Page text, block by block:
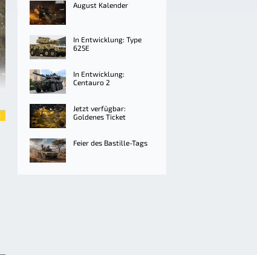
August Kalender
In Entwicklung: Type
625E
In Entwicklung:
Centauro 2
Jetzt verfügbar:
Goldenes Ticket
Feier des Bastille-Tags